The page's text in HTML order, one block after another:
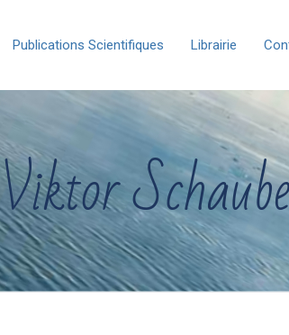
Publications Scientifiques Librairie
Viktor